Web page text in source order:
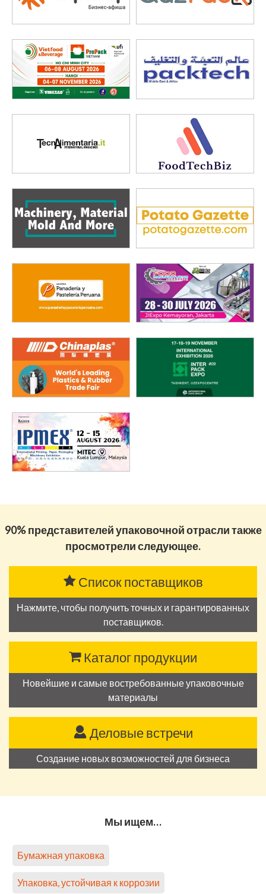
90% представителей упаковочной отрасли также
просмотрели следующее.
Список поставщиков
Нажмите, чтобы получить точных и гарантированных
поставщиков.
Каталог продукции
Новейшие и самые востребованные упаковочные
материалы
Деловые встречи
Создание новых возможностей для бизнеса
Мы ищем…
Бумажная упаковка
Упаковка, устойчивая к коррозии